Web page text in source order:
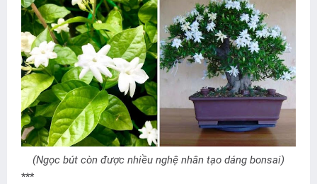
(Ngọc bút còn được nhiều nghệ nhân tạo dáng bonsai)
***